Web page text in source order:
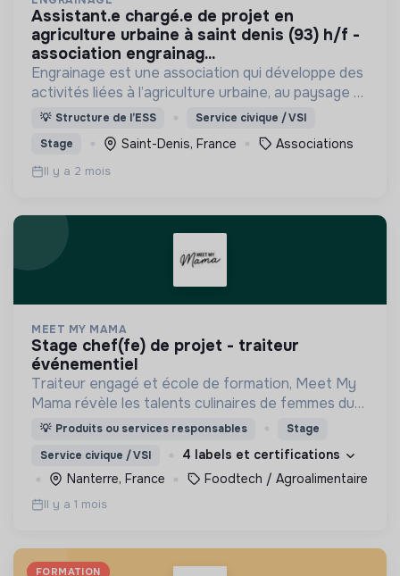
assistant.e chargé.e de projet en
agriculture urbaine à saint denis (93) h/f -
association engrainag...
Engrainage est une association qui développe des
activités liées à l’agriculture urbaine, au paysage et
aux pratiques artistiques.
💡 Structure de l’ESS
Service civique / VSI
Stage
Saint-Denis, France Associations
Il y a 2 mois
MEET MY MAMA
stage chef(fe) de projet - traiteur
événementiel
Traiteur engagé et école de formation, Meet My
Mama révèle les talents culinaires de femmes du
monde entier pour leur donner le pouvoir de vivre
💡 Produits ou services responsables
Stage
Service civique / VSI
4 labels et certifications
Nanterre, France
Foodtech / Agroalimentaire
Il y a 1 mois
FORMATION